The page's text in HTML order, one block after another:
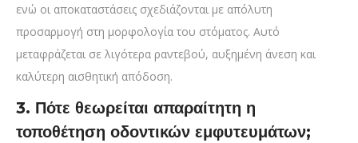
ενώ οι αποκαταστάσεις σχεδιάζονται με απόλυτη
προσαρμογή στη μορφολογία του στόματος. Αυτό
μεταφράζεται σε λιγότερα ραντεβού, αυξημένη άνεση και
καλύτερη αισθητική απόδοση.
3. Πότε θεωρείται απαραίτητη η
τοποθέτηση οδοντικών εμφυτευμάτων;